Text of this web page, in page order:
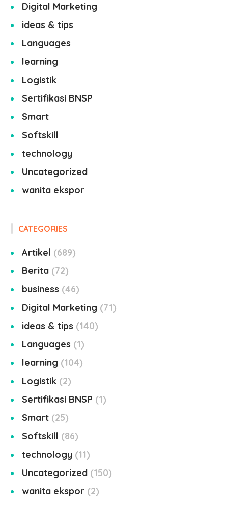
Digital Marketing
ideas & tips
Languages
learning
Logistik
Sertifikasi BNSP
Smart
Softskill
technology
Uncategorized
wanita ekspor
CATEGORIES
Artikel
689
Berita 72
business 46
Digital Marketing
71
ideas & tips
140
Languages
1
learning
104
Logistik 2
Sertifikasi BNSP
1
Smart 25
Softskill
86
technology 11
Uncategorized 150
wanita ekspor 2